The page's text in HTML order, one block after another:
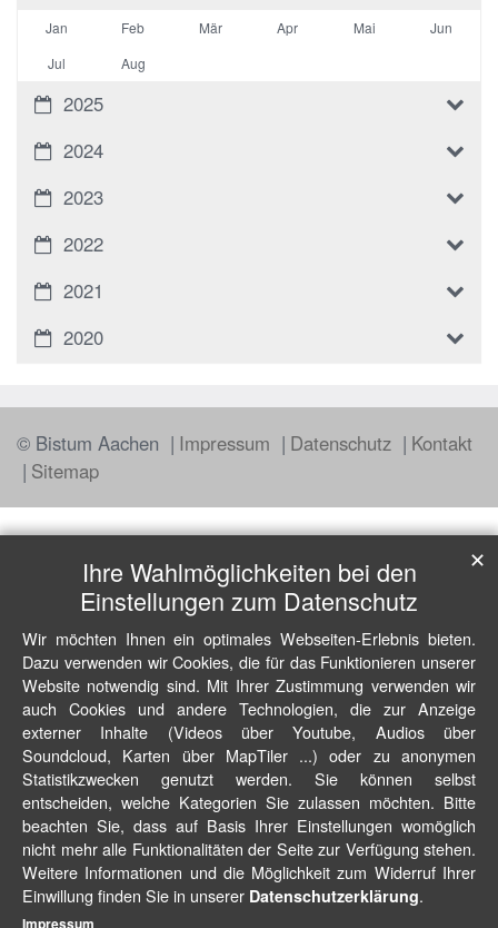
Jan Feb Mär Apr Mai
Jun
Jul
Aug
2025
2024
2023
2022
2021
2020
© Bistum Aachen Impressum Datenschutz
Kontakt
Sitemap
Ihre Wahlmöglichkeiten bei den
Einstellungen zum Datenschutz
Wir möchten Ihnen ein optimales Webseiten-Erlebnis bieten.
Dazu verwenden wir Cookies, die für das Funktionieren unserer
Website notwendig sind. Mit Ihrer Zustimmung verwenden wir
auch Cookies und andere Technologien, die zur Anzeige
externer Inhalte (Videos über Youtube, Audios über
Soundcloud, Karten über MapTiler ...) oder zu anonymen
Statistikzwecken genutzt werden. Sie können selbst
entscheiden, welche Kategorien Sie zulassen möchten. Bitte
beachten Sie, dass auf Basis Ihrer Einstellungen womöglich
nicht mehr alle Funktionalitäten der Seite zur Verfügung stehen.
Weitere Informationen und die Möglichkeit zum Widerruf Ihrer
Einwillung finden Sie in unserer Datenschutzerklärung.
✕
Impressum